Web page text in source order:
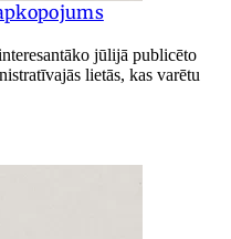
jūlijā publicēto
lietās, kas varētu